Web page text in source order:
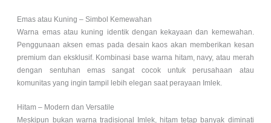
Emas atau Kuning – Simbol Kemewahan
Warna emas atau kuning identik dengan kekayaan dan kemewahan.
Penggunaan aksen emas pada desain kaos akan memberikan kesan
premium dan eksklusif. Kombinasi base warna hitam, navy, atau merah
dengan sentuhan emas sangat cocok untuk perusahaan atau
komunitas yang ingin tampil lebih elegan saat perayaan Imlek.
Hitam – Modern dan Versatile
Meskipun bukan warna tradisional Imlek, hitam tetap banyak diminati